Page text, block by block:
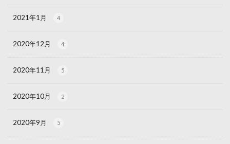
2021年1月 4
2020年12月 4
2020年11月 5
2020年10月 2
2020年9月 5